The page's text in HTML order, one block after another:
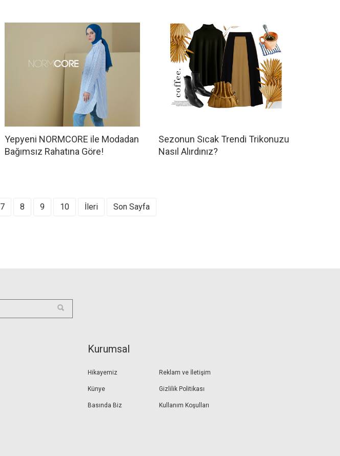
Yepyeni NORMCORE ile Modadan
Bağımsız Rahatına Göre!
Sezonun Sıcak Trendi Trikonuzu
Nasıl Alırdınız?
7 8 9 10 İleri Son Sayfa
Kurumsal
Hikayemiz
Künye
Basında Biz
Reklam ve İletişim
Gizlilik Politikası
Kullanım Koşulları